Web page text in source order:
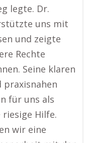
legte. Dr.
uns mit
und zeigte
Rechte
Seine klaren
praxisnahen
für uns als
Hilfe.
wir eine